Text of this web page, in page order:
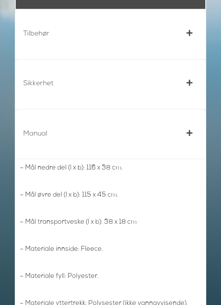
Tilbehør
Sikkerhet
Manual
– Mål nedre del (l x b): 116 x 38 cm.
– Mål øvre del (l x b): 115 x 45 cm.
– Mål transportveske (l x b): 38 x 18 cm
– Materiale innside: Fleece.
– Materiale fyll: Polyester.